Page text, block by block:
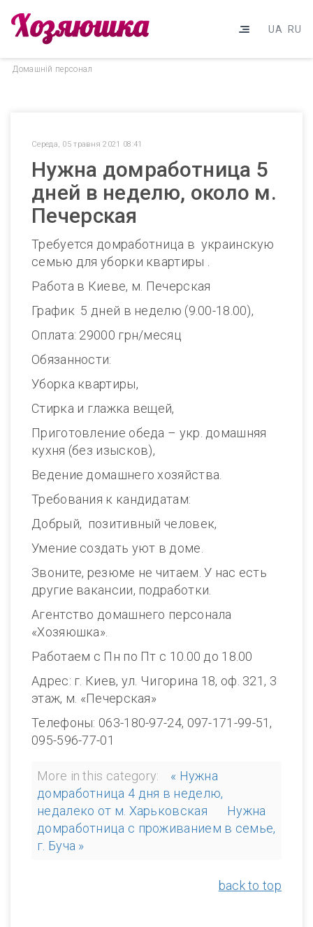
UA RU
Домашнiй персонал
Середа, 05 травня 2021 08:41
Нужна домработница 5
дней в неделю, около м.
Печерская
Требуется домработница в украинскую
семью для уборки квартиры .
Работа в Киеве, м. Печерская
График 5 дней в неделю (9.00-18.00),
Оплата: 29000 грн/месяц
Обязанности:
Уборка квартиры,
Стирка и глажка вещей,
Приготовление обеда – укр. домашняя
кухня (без изысков),
Ведение домашнего хозяйства.
Требования к кандидатам:
Добрый, позитивный человек,
Умение создать уют в доме.
Звоните, резюме не читаем. У нас есть
другие вакансии, подработки.
Агентство домашнего персонала
«Хозяюшка».
Работаем с Пн по Пт с 10.00 до 18.00
Адрес: г. Киев, ул. Чигорина 18, оф. 321, 3
этаж, м. «Печерская»
Телефоны: 063-180-97-24, 097-171-99-51,
095-596-77-01
More in this category:
« Нужна
домработница 4 дня в неделю,
недалеко от м. Харьковская
Нужна
домработница с проживанием в семье,
г. Буча »
back to top